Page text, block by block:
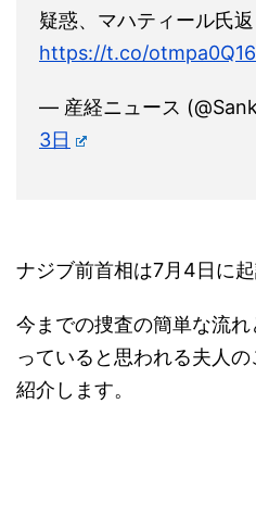
疑惑、マハティール氏
https://t.co/
— 産経ニュース
3日
ナジブ前首相は7月4日に起
今までの捜査の簡単な流
っていると思われる夫人
紹介します。